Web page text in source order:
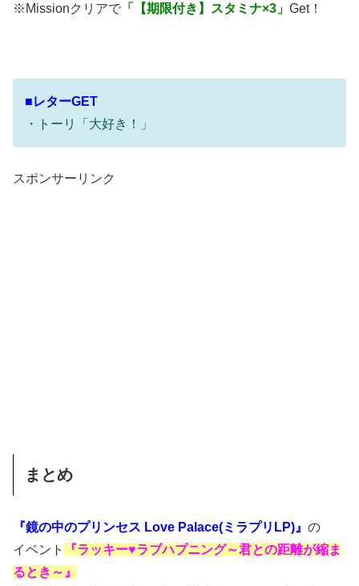
※Missionクリアで 「【期限付き】スタミナ×3」 Get！
■レターGET
・トーリ「大好き！」
スポンサーリンク
まとめ
『鏡の中のプリンセス Love Palace(ミラプリLP)』 の
イベント
『ラッキー♥ラブハプニング～君との距離が縮ま
るとき～』